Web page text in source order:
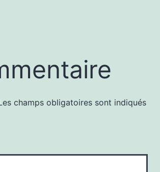
champs obligatoires sont indiqués